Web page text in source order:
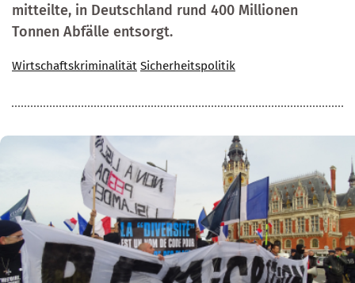
mitteilte, in Deutschland rund 400 Millionen
Tonnen Abfälle entsorgt.
Wirtschaftskriminalität Sicherheitspolitik